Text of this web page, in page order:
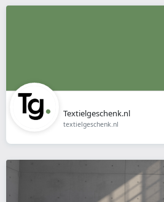
Textielgeschenk.nl
textielgeschenk.nl